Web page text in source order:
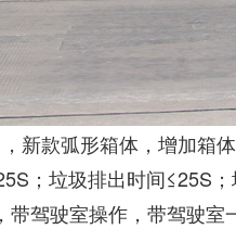
新款弧形箱体，增加箱
；垃圾排出时间≤25S
带驾驶室操作，带驾驶